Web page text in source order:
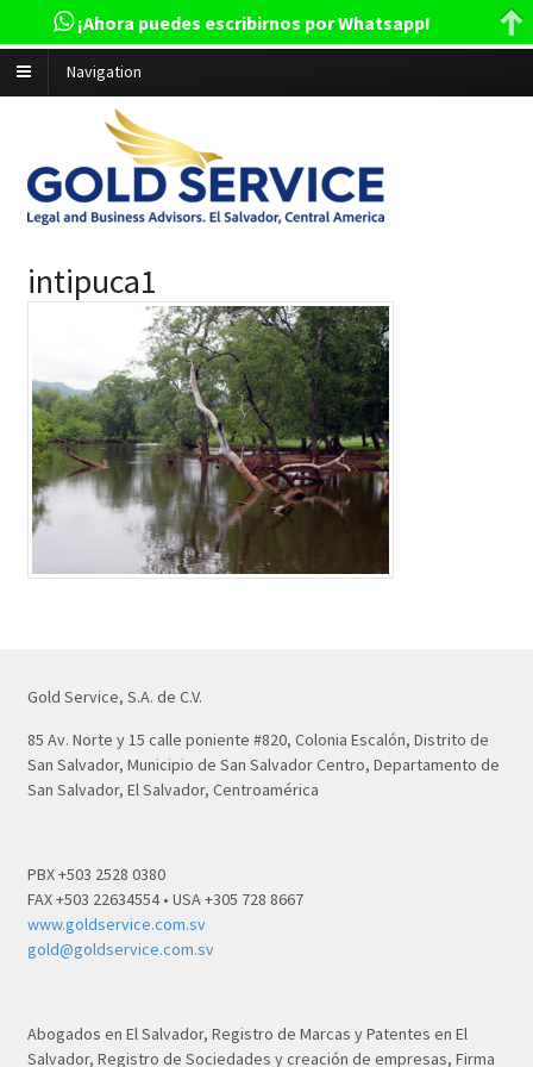
Navigation
intipuca1
Gold Service, S.A. de C.V.
85 Av. Norte y 15 calle poniente #820, Colonia Escalón, Distrito de
San Salvador, Municipio de San Salvador Centro, Departamento de
San Salvador, El Salvador, Centroamérica
PBX +503 2528 0380
FAX +503 22634554 • USA +305 728 8667
www.goldservice.com.sv
gold@goldservice.com.sv
Abogados en El Salvador, Registro de Marcas y Patentes en El
Salvador, Registro de Sociedades y creación de empresas, Firma
¡Ahora puedes escribirnos por Whatsapp!